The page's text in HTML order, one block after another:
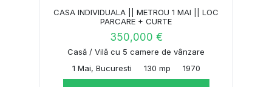
CASA INDIVIDUALA || METROU 1 MAI || LOC
PARCARE + CURTE
350,000 €
Casă / Vilă cu 5 camere de vânzare
1 Mai, Bucuresti
130 mp 1970